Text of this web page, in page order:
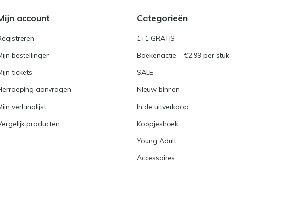
account
bestellingen
tickets
aanvragen
verlanglijst
producten
Categorieën
1+1 GRATIS
Boekenactie – €2,99 per stuk
SALE
Nieuw binnen
In de uitverkoop
Koopjeshoek
Young Adult
Accessoires